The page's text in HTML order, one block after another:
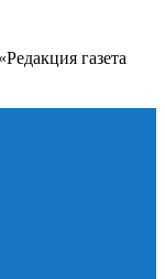
газета